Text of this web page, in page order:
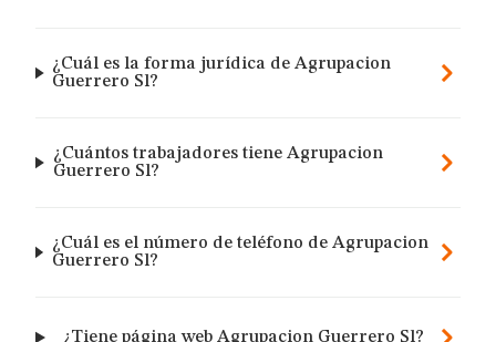
¿Cuál es la forma jurídica de Agrupacion
Guerrero Sl?
¿Cuántos trabajadores tiene Agrupacion
Guerrero Sl?
¿Cuál es el número de teléfono de Agrupacion
Guerrero Sl?
¿Tiene página web Agrupacion Guerrero Sl?